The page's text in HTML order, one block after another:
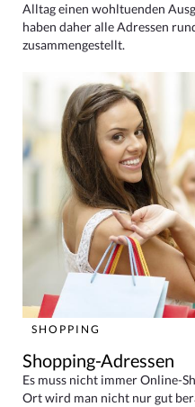
Alltag einen wohltuenden
haben daher alle Adressen
zusammengestellt.
SHOPPING
Shopping-Adressen
Es muss nicht immer Online-
Ort wird man nicht nur gut